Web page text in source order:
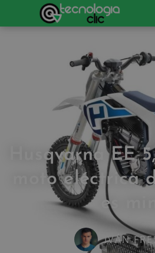
Husqvarna EE
moto eléctrica
es mini
IVÁN